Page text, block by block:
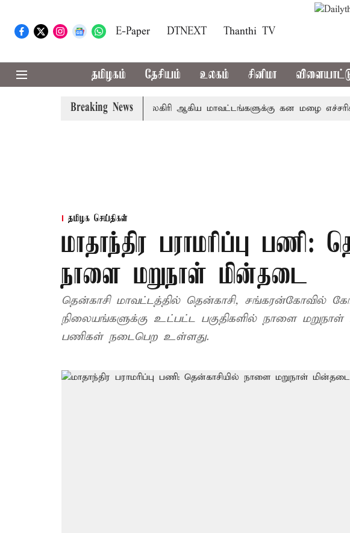
E-Paper DTNEXT Thanthi TV
தமிழகம் தேசியம் உலகம் சினிமா
Breaking News
கோவை, தேனி,நீலகிரி ஆகிய மாவட்டங்களுக்கு கன மழை எச்சரிக்கை
தமிழக செய்திகள்
மாதாந்திர பராமரிப்பு பணி:
நாளை மறுநாள் மின்தடை
தென்காசி மாவட்டத்தில் தென்காசி, சங்கரன்கோவில்
நிலையங்களுக்கு உட்பட்ட பகுதிகளில் நாளை மறுநாள்
பணிகள் நடைபெற உள்ளது.